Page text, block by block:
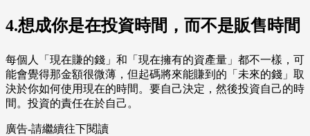
4.想成你是在投資時間，而不是販售時間
每個人「現在賺的錢」和「現在擁有的資產量」都不一樣，可
能會覺得那金額很微薄，但起碼將來能賺到的「未來的錢」取
決於你如何使用現在的時間。要自己決定，然後投資自己的時
間。投資的責任在於自己。
廣告-請繼續往下閱讀